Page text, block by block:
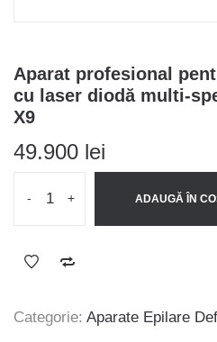
Aparat profesional
cu laser diodă multi-
X9
49.900 lei
- + ADAUGĂ ÎN
Categorie: Aparate Epilare